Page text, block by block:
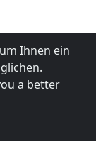
Ihnen ein
a better